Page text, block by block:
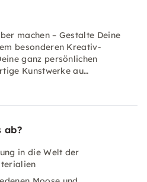
machen – Gestalte Deine
besonderen Kreativ-
ganz persönlichen
Kunstwerke au…
ab?
in die Welt der